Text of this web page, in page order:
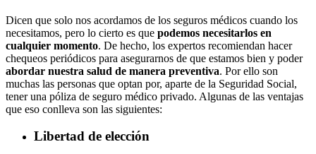
Dicen que solo nos acordamos de los seguros médicos cuando los
necesitamos, pero lo cierto es que podemos necesitarlos en
cualquier momento. De hecho, los expertos recomiendan hacer
chequeos periódicos para asegurarnos de que estamos bien y poder
abordar nuestra salud de manera preventiva. Por ello son
muchas las personas que optan por, aparte de la Seguridad Social,
tener una póliza de seguro médico privado. Algunas de las ventajas
que eso conlleva son las siguientes:
Libertad de elección